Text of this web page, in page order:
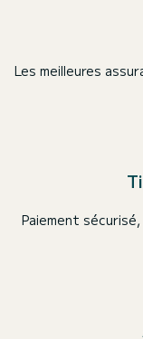
Les meilleures
Paiement